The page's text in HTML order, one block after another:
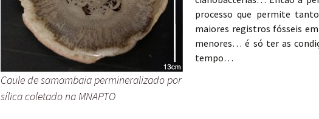
Caule de samambaia permineralizado por
sílica coletado na MNAPTO
processo que permite
maiores registros fósseis
menores… é só ter as
tempo…